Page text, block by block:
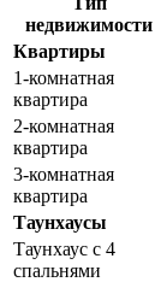
недвижимости
Квартиры
1-комнатная
квартира
2-комнатная
квартира
3-комнатная
квартира
Таунхаусы
Таунхаус с 4
спальнями